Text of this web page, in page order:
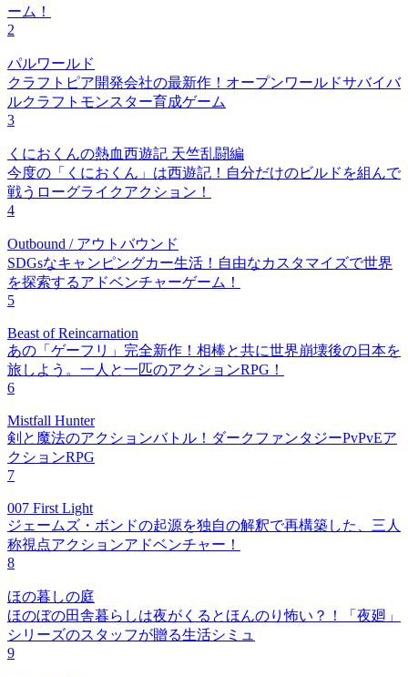
ーム！
2
パルワールド
クラフトピア開発会社の最新作！オープンワールドサバイバ
ルクラフトモンスター育成ゲーム
3
くにおくんの熱血西遊記 天竺乱闘編
今度の「くにおくん」は西遊記！自分だけのビルドを組んで
戦うローグライクアクション！
4
Outbound / アウトバウンド
SDGsなキャンピングカー生活！自由なカスタマイズで世界
を探索するアドベンチャーゲーム！
5
Beast of Reincarnation
あの「ゲーフリ」完全新作！相棒と共に世界崩壊後の日本を
旅しよう。一人と一匹のアクションRPG！
6
Mistfall Hunter
剣と魔法のアクションバトル！ダークファンタジーPvPvEア
クションRPG
7
007 First Light
ジェームズ・ボンドの起源を独自の解釈で再構築した、三人
称視点アクションアドベンチャー！
8
ほの暮しの庭
ほのぼの田舎暮らしは夜がくるとほんのり怖い？！「夜廻」
シリーズのスタッフが贈る生活シミュ
9